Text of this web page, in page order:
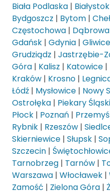
Biała Podlaska | Białystok
Bydgoszcz | Bytom |
Częstochowa |
Gdańsk | Gdynia | Gliwice
Grudziądz | Jastrzębie-
Góra | Kalisz | Katowice |
Kraków | Krosno |
Łódź | Mysłowice | Nowy
Ostrołęka | Piekary
Płock | Poznań |
Rybnik | Rzeszów |
Skierniewice | Słupsk |
Szczecin |
Tarnobrzeg | Tarnów |
Warszawa | Włocławek |
Zamość | Zielona Góra |